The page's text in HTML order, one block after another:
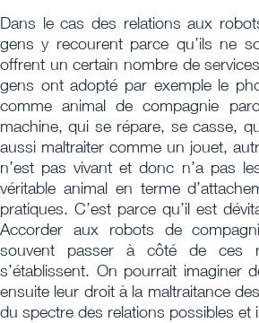
Dans le cas des relations aux
gens y recourent parce qu’ils ne
offrent un certain nombre de
gens ont adopté par exemple le
comme animal de compagnie
machine, qui se répare, se casse,
aussi maltraiter comme un jouet,
n’est pas vivant et donc n’a pas
véritable animal en terme
pratiques. C’est parce qu’il est
Accorder aux robots de
souvent passer à côté de ces
s’établissent. On pourrait imaginer
ensuite leur droit à la maltraitance
du spectre des relations possibles et